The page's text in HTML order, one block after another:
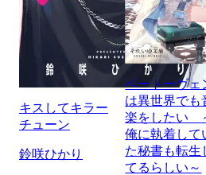
キスしてキラー
チューン
鈴咲ひかり
ベートーヴェ
は異世界でも
楽をしたい
俺に執着して
た秘書も転生
てるらしい～